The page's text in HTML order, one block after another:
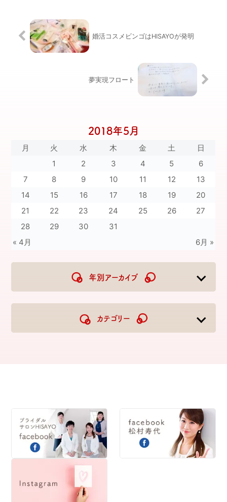
婚活コスメビンゴはHISAYOが発明
夢実現フロート
2018年5月
月 火 水 木 金 土 日
« 4月 6月 »
1 2 3 4 5
6
7
8 9 10 11 12
13
14
15 16 17 18 19
20
21
22 23 24 25 26
27
28
29 30 31
年別アーカイブ
2023
カテゴリー